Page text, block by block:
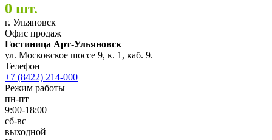
0 шт.
г. Ульяновск
Офис продаж
Гостиница Арт-Ульяновск
ул. Московское шоссе 9, к. 1, каб. 9.
Телефон
+7 (8422) 214-000
Режим работы
пн-пт
9:00-18:00
сб-вс
выходной